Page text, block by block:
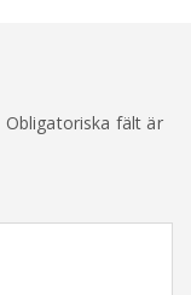
Obligatoriska fält är